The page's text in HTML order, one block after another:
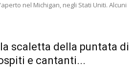
nel Michigan, negli Stati Uniti. Alcuni
scaletta della puntata di
e cantanti...